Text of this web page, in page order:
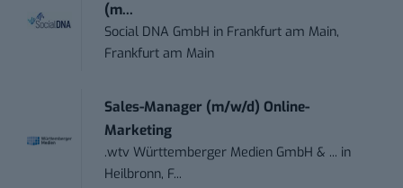
(m...
Social DNA GmbH in Frankfurt am Main,
Frankfurt am Main
Sales-Manager (m/w/d) Online-
Marketing
.wtv Württemberger Medien GmbH & ... in
Heilbronn, F...